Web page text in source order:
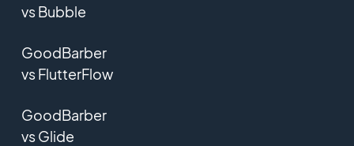
vs Bubble
GoodBarber
vs FlutterFlow
GoodBarber
vs Glide